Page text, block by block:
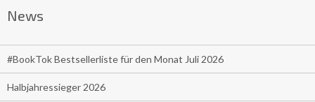
News
#BookTok Bestsellerliste für den Monat Juli 2026
Halbjahressieger 2026